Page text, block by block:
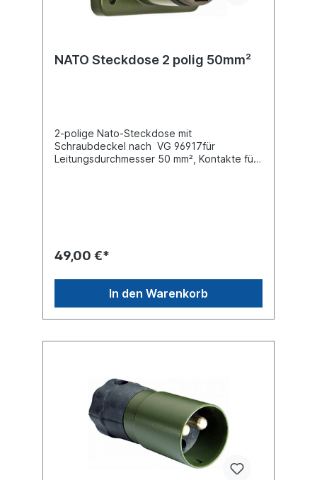
NATO Steckdose 2 polig 50mm²
2-polige Nato-Steckdose mit
Schraubdeckel nach VG 96917für
Leitungsdurchmesser 50 mm², Kontakte für
96917 und ISO 4165folgende Ersatzteile
090197291Gummideckel
090197291Steckdosenhalter
49,00 €*
In den Warenkorb